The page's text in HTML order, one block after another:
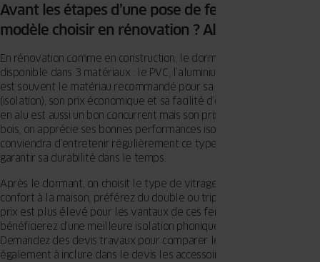
Avant les étapes d’une pose de fenêtre, quel
modèle choisir en rénovation ? Alu, bois ou PVC ?
En rénovation comme en construction, le dormant des fenêtres est
disponible dans 3 matériaux : le PVC, l’aluminium et le bois. Le PVC
est souvent le matériau recommandé pour sa bonne étanchéité
(isolation), son prix économique et sa facilité d’entretien. Un dormant
en alu est aussi un bon concurrent mais son prix est plus élevé. Côté
bois, on apprécie ses bonnes performances isolantes, cependant, il
conviendra d’entretenir régulièrement ce type de fenêtres pour
garantir sa durabilité dans le temps.
Après le dormant, on choisit le type de vitrage. Pour assurer votre
confort à la maison, préférez du double ou triple vitrage. Même si le
prix est plus élevé pour les vantaux de ces fenêtres, vous
bénéficierez d’une meilleure isolation phonique et acoustique.
Demandez des devis travaux pour comparer les prix. Pensez
également à inclure dans le devis les accessoires comme les